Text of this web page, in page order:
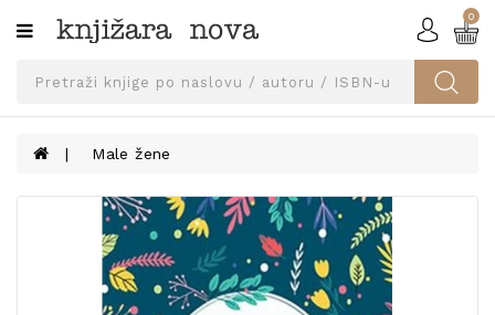
Kategorije
SVEUČILIŠNA
UDŽBENICI
KNJIGE
PRIBOR
0
Male žene